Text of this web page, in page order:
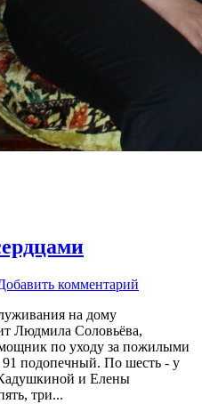
комментарий
на дому
Людмила Соловьёва,
по уходу за пожилыми
подопечный. По шесть - у
и Елены
три...